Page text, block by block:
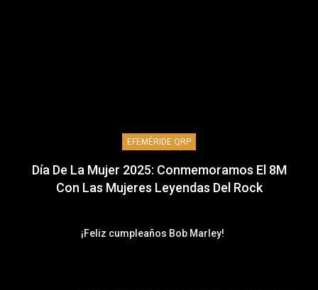
EFEMÉRIDE QRP
Día De La Mujer 2025: Conmemoramos El 8M
Con Las Mujeres Leyendas Del Rock
¡Feliz cumpleaños Bob Marley!